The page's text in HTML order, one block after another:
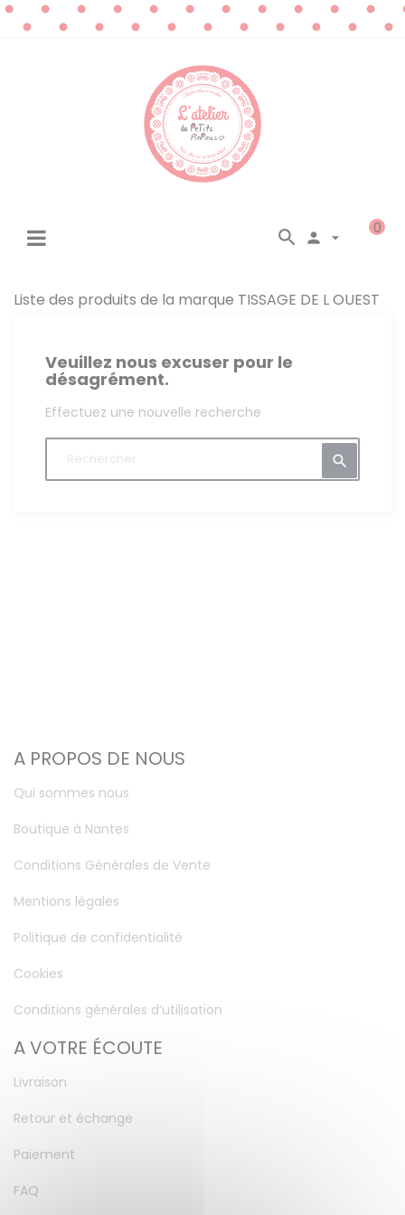
0
 

Liste des produits de la marque TISSAGE DE L OUEST
Veuillez nous excuser pour le
désagrément.
Effectuez une nouvelle recherche

A PROPOS DE NOUS
Qui sommes nous
Boutique à Nantes
Conditions Générales de Vente
Mentions légales
Politique de confidentialité
Cookies
Conditions générales d’utilisation
A VOTRE ÉCOUTE
Livraison
Retour et échange
Paiement
FAQ